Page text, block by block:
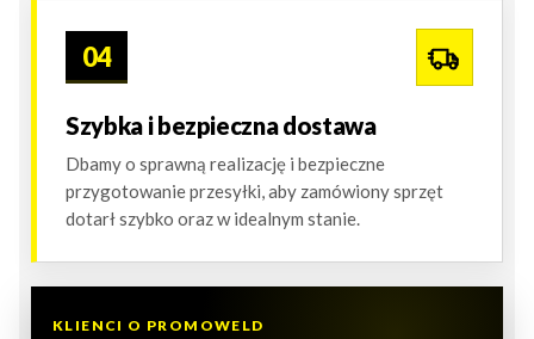
04
Szybka i bezpieczna dostawa
Dbamy o sprawną realizację i bezpieczne
przygotowanie przesyłki, aby zamówiony sprzęt
dotarł szybko oraz w idealnym stanie.
KLIENCI O PROMOWELD